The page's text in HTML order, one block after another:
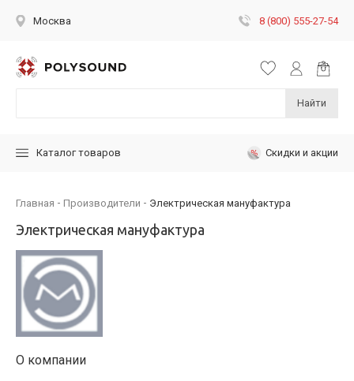
Москва 8 (800) 555-27-54
Найти
Каталог товаров Скидки и акции
Главная Производители Электрическая мануфактура
Электрическая мануфактура
О компании